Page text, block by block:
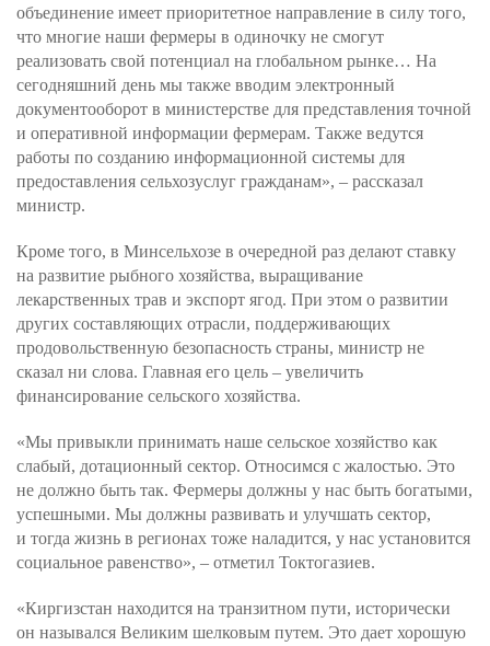
объединение имеет приоритетное направление в силу того,
что многие наши фермеры в одиночку не смогут
реализовать свой потенциал на глобальном рынке… На
сегодняшний день мы также вводим электронный
документооборот в министерстве для представления точной
и оперативной информации фермерам. Также ведутся
работы по созданию информационной системы для
предоставления сельхозуслуг гражданам», – рассказал
министр.
Кроме того, в Минсельхозе в очередной раз делают ставку
на развитие рыбного хозяйства, выращивание
лекарственных трав и экспорт ягод. При этом о развитии
других составляющих отрасли, поддерживающих
продовольственную безопасность страны, министр не
сказал ни слова. Главная его цель – увеличить
финансирование сельского хозяйства.
«Мы привыкли принимать наше сельское хозяйство как
слабый, дотационный сектор. Относимся с жалостью. Это
не должно быть так. Фермеры должны у нас быть богатыми,
успешными. Мы должны развивать и улучшать сектор,
и тогда жизнь в регионах тоже наладится, у нас установится
социальное равенство», – отметил Токтогазиев.
«Киргизстан находится на транзитном пути, исторически
он назывался Великим шелковым путем. Это дает хорошую